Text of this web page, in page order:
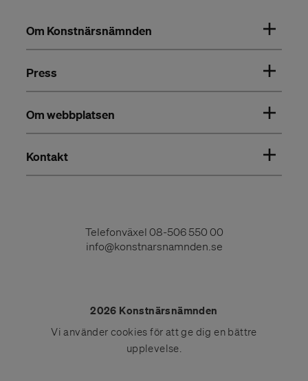
Om Konstnärsnämnden
Press
Om webbplatsen
Kontakt
Telefonväxel 08-506 550 00
info@konstnarsnamnden.se
2026 Konstnärsnämnden
Vi använder cookies för att ge dig en bättre
upplevelse.